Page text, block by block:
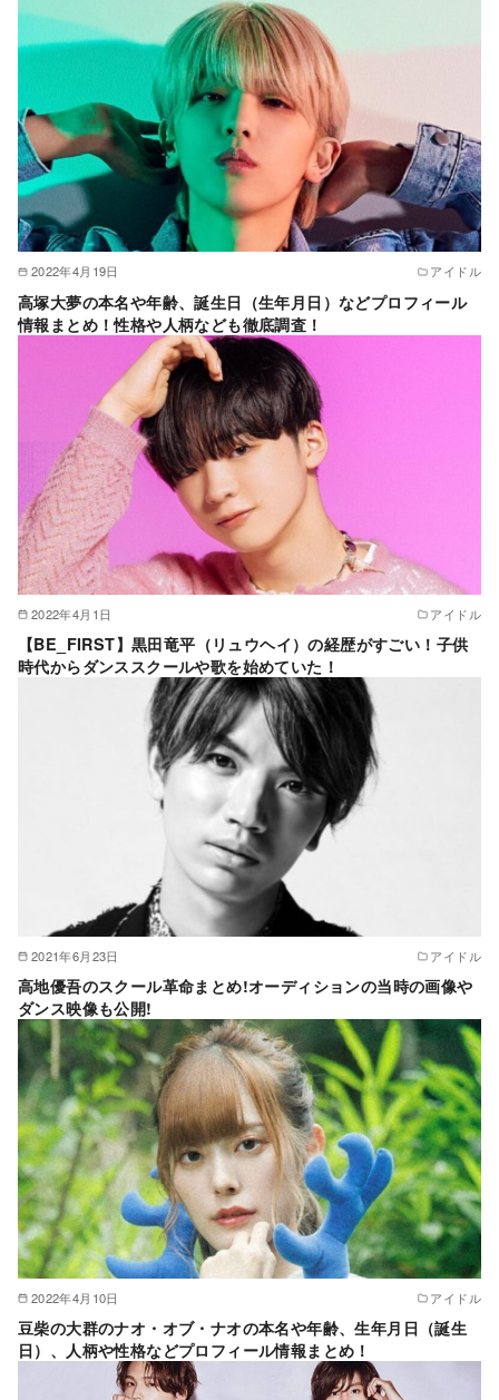
2022年4月19日 アイドル
高塚大夢の本名や年齢、誕生日（生年月日）などプロフィール
情報まとめ！性格や人柄なども徹底調査！
2022年4月1日 アイドル
【BE_FIRST】黒田竜平（リュウヘイ）の経歴がすごい！子供
時代からダンススクールや歌を始めていた！
2021年6月23日 アイドル
高地優吾のスクール革命まとめ!オーディションの当時の画像や
ダンス映像も公開!
2022年4月10日 アイドル
豆柴の大群のナオ・オブ・ナオの本名や年齢、生年月日（誕生
日）、人柄や性格などプロフィール情報まとめ！